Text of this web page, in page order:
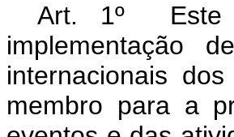
Art. 1º Este
implementação
internacionais
membro para a